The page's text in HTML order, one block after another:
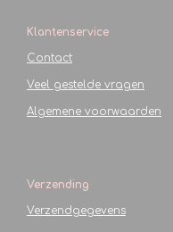
Klantenservice
Contact
Veel gestelde vragen
Algemene voorwaarden
Verzending
Verzendgegevens